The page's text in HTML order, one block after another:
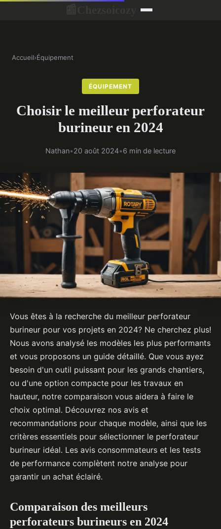
Accueil›Équipement
ÉQUIPEMENT
Choisir le meilleur perforateur
burineur en 2024
Nathan•20 août 2024•6 min de lecture
Vous êtes à la recherche du meilleur perforateur
burineur pour vos projets en 2024? Ne cherchez plus!
Nous avons analysé les modèles les plus performants
et vous proposons un guide détaillé. Que vous ayez
besoin d'un outil puissant pour les grands chantiers,
ou d'une option compacte pour les travaux en
hauteur, notre comparaison vous aidera à faire le
choix optimal. Découvrez nos avis et
recommandations pour chaque modèle, ainsi que les
critères essentiels pour sélectionner le perforateur
burineur idéal. Les avis consommateurs et les tests
de performance complètent notre analyse pour
garantir un achat éclairé.
Comparaison des meilleurs
perforateurs burineurs en 2024